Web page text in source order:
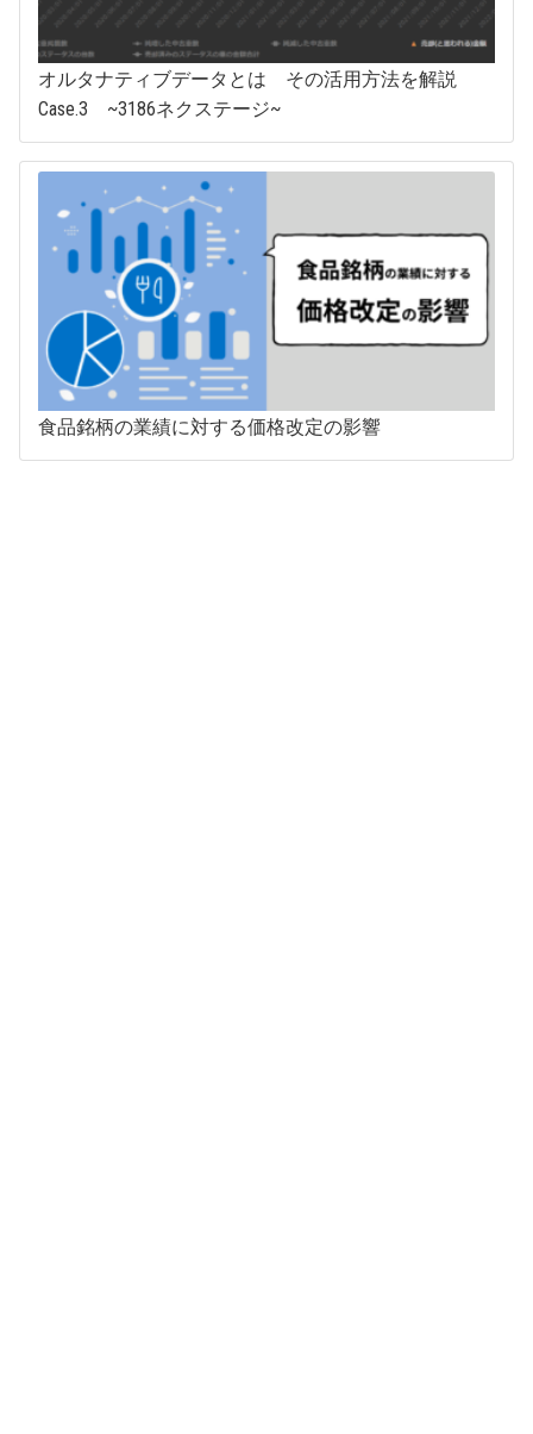
オルタナティブデータとは その活用方法を解説
Case.3 ~3186ネクステージ~
食品銘柄の業績に対する価格改定の影響